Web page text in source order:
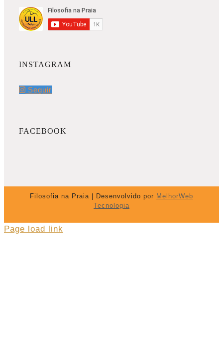
INSTAGRAM
Seguir
FACEBOOK
Filosofia na Praia | Desenvolvido por MelhorWeb
Tecnologia
Page load link